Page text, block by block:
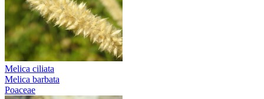
Melica ciliata
Melica barbata
Poaceae